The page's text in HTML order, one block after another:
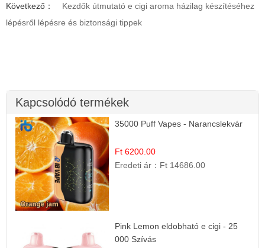
Következő：
Kezdők útmutató e cigi aroma házilag készítéséhez
lépésről lépésre és biztonsági tippek
Kapcsolódó termékek
35000 Puff Vapes - Narancslekvár
Ft 6200.00
Eredeti ár： Ft 14686.00
Pink Lemon eldobható e cigi - 25
000 Szívás